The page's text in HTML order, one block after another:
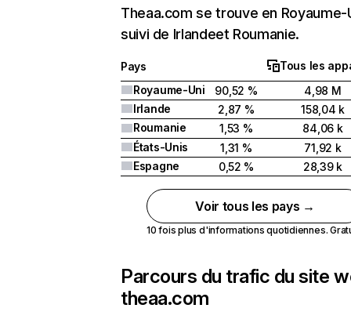
Theaa.com se trouve en Royaume-
suivi de Irlandeet Roumanie.
Pays
Tous les
Royaume-Uni
90,52 %
4,98 M
Irlande
2,87 %
158,04 k
Roumanie
1,53 %
84,06 k
États-Unis
1,31 %
71,92 k
Espagne
0,52 % 28,39 k
Voir tous les pays →
10 fois plus d'informations quotidiennes.
Parcours du trafic du site
theaa.com